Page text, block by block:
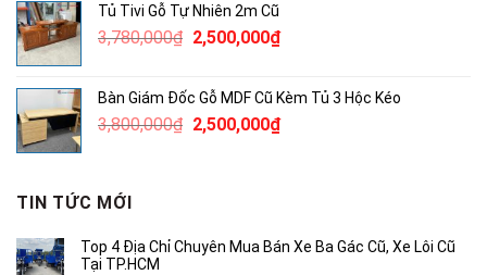
3,450,000₫.
2,000,000₫.
Tủ Tivi Gỗ Tự Nhiên 2m Cũ
3,780,000₫ Giá
3,780,000₫.
2,500,000₫Giá
là:
2,500,000₫.
Bàn Giám Đốc Gỗ MDF Cũ Kèm Tủ 3 Hộc Kéo
3,800,000₫ Giá
2,500,000₫Giá
TIN TỨC MỚI
Top 4 Địa Chỉ Chuyên Mua Bán Xe Ba Gác Cũ, Xe Lôi Cũ
Tại TP.HCM